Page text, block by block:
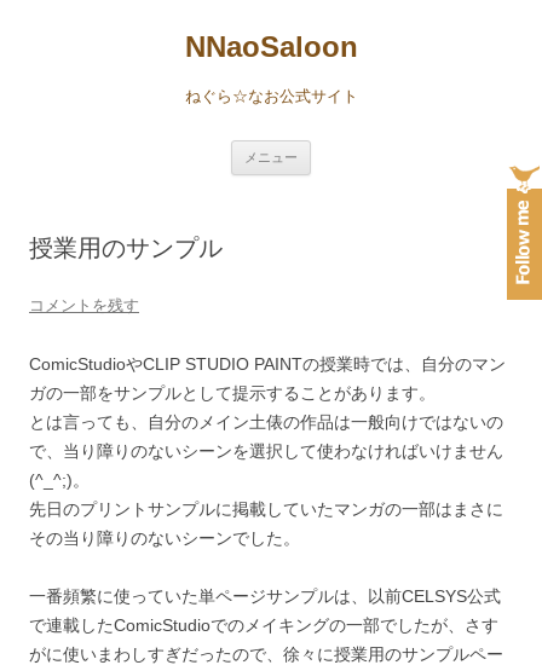
NNaoSaloon
ねぐら☆なお公式サイト
メニュー
授業用のサンプル
コメントを残す
ComicStudioやCLIP STUDIO PAINTの授業時では、自分のマン
ガの一部をサンプルとして提示することがあります。
とは言っても、自分のメイン土俵の作品は一般向けではないの
で、当り障りのないシーンを選択して使わなければいけません
(^_^;)。
先日のプリントサンプルに掲載していたマンガの一部はまさに
その当り障りのないシーンでした。
一番頻繁に使っていた単ページサンプルは、以前CELSYS公式
で連載したComicStudioでのメイキングの一部でしたが、さす
がに使いまわしすぎだったので、徐々に授業用のサンプルペー